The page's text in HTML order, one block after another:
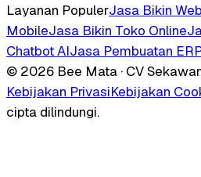
Layanan PopulerJasa Bikin
MobileJasa Bikin Toko Online
Chatbot AIJasa Pembuatan
© 2026 Bee Mata · CV
Kebijakan PrivasiKebijakan
cipta dilindungi.